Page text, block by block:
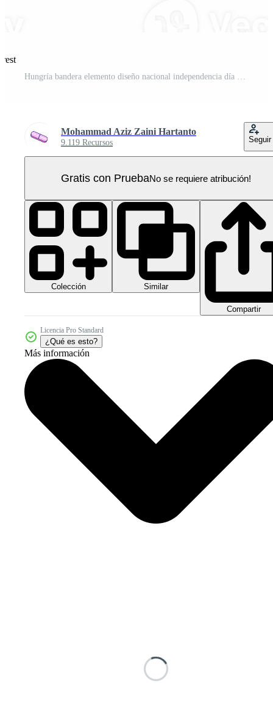
Hungría bandera elemento diseño nacional independencia día bandera cinta png PNG Pro
Mohammad Aziz Zaini Hartanto
9.119 Recursos Seguir
Gratis con PruebaNo se requiere atribución!
Colección Similar
Compartir
Licencia Pro Standard
¿Qué es esto?
Más información